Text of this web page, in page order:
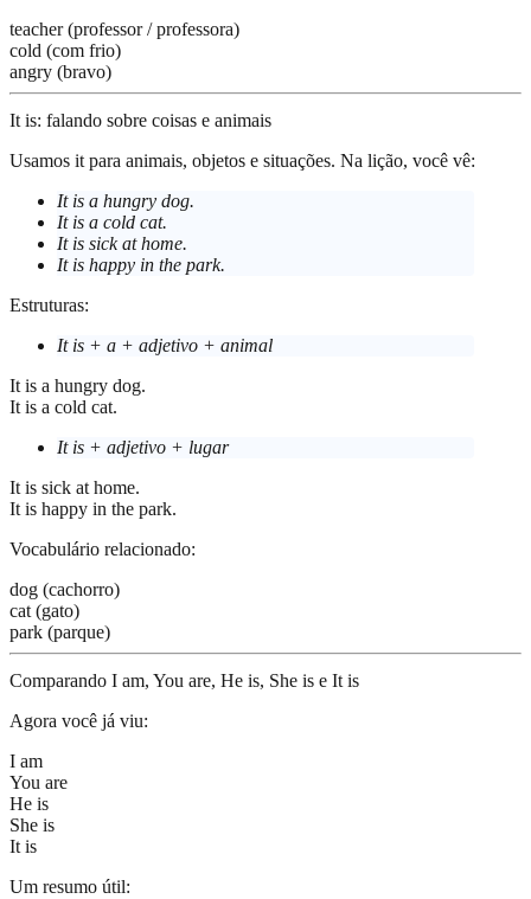
teacher (professor / professora)
cold (com frio)
angry (bravo)
It is: falando sobre coisas e animais
Usamos it para animais, objetos e situações. Na lição, você vê:
It is a hungry dog.
It is a cold cat.
It is sick at home.
It is happy in the park.
Estruturas:
It is + a + adjetivo + animal
It is a hungry dog.
It is a cold cat.
It is + adjetivo + lugar
It is sick at home.
It is happy in the park.
Vocabulário relacionado:
dog (cachorro)
cat (gato)
park (parque)
Comparando I am, You are, He is, She is e It is
Agora você já viu:
I am
You are
He is
She is
It is
Um resumo útil: